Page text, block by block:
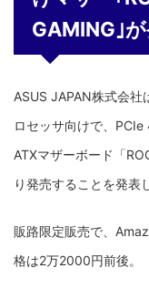
GAMING｣
ASUS JAPAN株式会
ロセッサ向けで 、
ATXマザーボード「
り発売することを発表
販路限定販売で、
格は2万2000円前後。